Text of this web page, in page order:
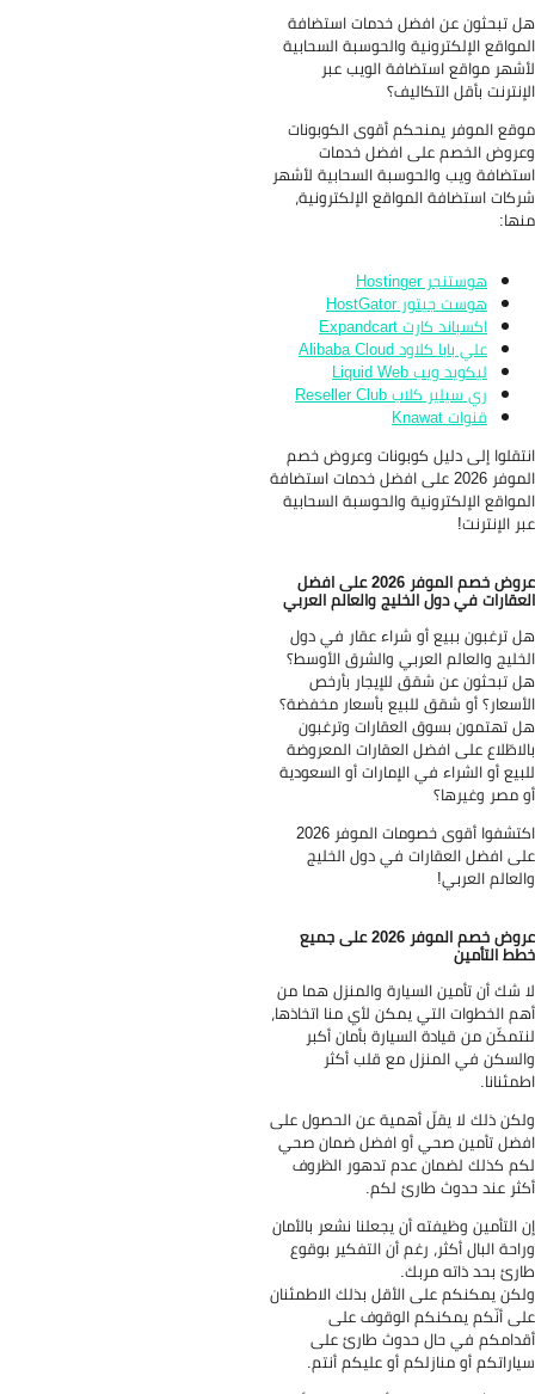
تبحثون عن افضل خدمات استضافة
الإلكترونية والحوسبة السحابية
مواقع استضافة الويب عبر
بأقل التكاليف؟
الموفر يمنحكم أقوى الكوبونات
الخصم على افضل خدمات
ويب والحوسبة السحابية لأشهر
استضافة المواقع الإلكترونية،
هوستنجر Hostinger
هوست جيتور HostGator
اكسباند كارت Expandcart
علي بابا كلاود Alibaba Cloud
ليكويد ويب Liquid Web
ري سيلير كلاب Reseller Club
قنوات Knawat
إلى دليل كوبونات وعروض خصم
الموفر 2026 على افضل خدمات استضافة
الإلكترونية والحوسبة السحابية
الإنترنت!
عروض خصم الموفر 2026 على افضل
في دول الخليج والعالم العربي
ترغبون ببيع أو شراء عقار في دول
والعالم العربي والشرق الأوسط؟
تبحثون عن شقق للإيجار بأرخص
أو شقق للبيع بأسعار مخفضة؟
تهتمون بسوق العقارات وترغبون
على افضل العقارات المعروضة
أو الشراء في الإمارات أو السعودية
مصر وغيرها؟
اكتشفوا أقوى خصومات الموفر 2026
افضل العقارات في دول الخليج
العربي!
عروض خصم الموفر 2026 على جميع
التأمين
شك أن تأمين السيارة والمنزل هما من
الخطوات التي يمكن لأي منا اتخاذها،
من قيادة السيارة بأمان أكبر
في المنزل مع قلب أكثر
ذلك لا يقلّ أهمية عن الحصول على
تأمين صحي أو افضل ضمان صحي
كذلك لضمان عدم تدهور الظروف
عند حدوث طارئ لكم.
التأمين وظيفته أن يجعلنا نشعر بالأمان
البال أكثر، رغم أن التفكير بوقوع
بحد ذاته مربك.
يمكنكم على الأقل بذلك الاطمئنان
أنّكم يمكنكم الوقوف على
في حال حدوث طارئ على
أو منازلكم أو عليكم أنتم.